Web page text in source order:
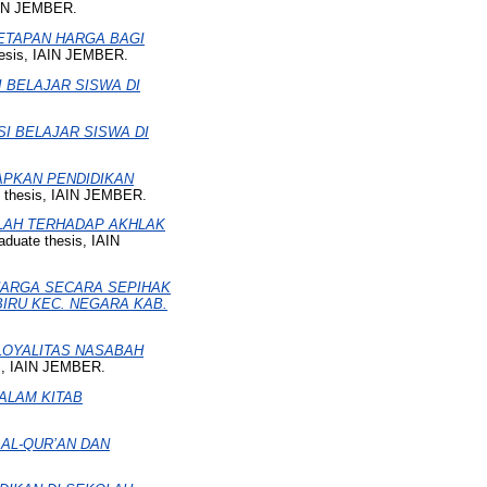
JEMBER.
HARGA BAGI
IAIN JEMBER.
BELAJAR SISWA DI
BELAJAR SISWA DI
PENDIDIKAN
IAIN JEMBER.
TERHADAP AKHLAK
thesis, IAIN
SECARA SEPIHAK
KEC. NEGARA KAB.
NASABAH
IAIN JEMBER.
KITAB
QUR’AN DAN